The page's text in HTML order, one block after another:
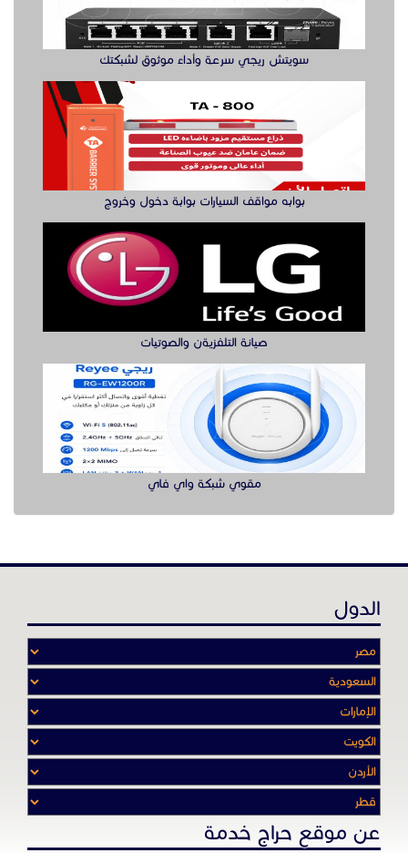
سويتش ريجي سرعة وأداء موثوق لشبكتك
بوابه مواقف السيارات بوابة دخول وخروج
صيانة التلفزيةن والصوتيات
مقوي شبكة واي فاي
الدول
عن موقع حراج خدمة